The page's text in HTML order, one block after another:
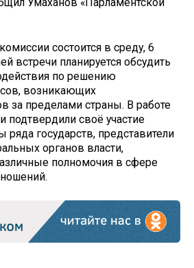
состоится в среду, 6
встречи планируется обсудить
по решению
возникающих
за пределами страны. В работе
подтвердили своё участие
государств, представители
органов власти,
полномочия в сфере